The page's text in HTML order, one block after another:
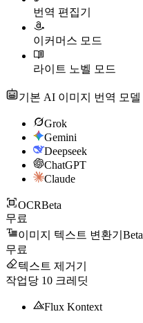
번역 편집기
이커머스 모드
라이트 노벨 모드
기본 AI 이미지 번역 모델
Grok
Gemini
Deepseek
ChatGPT
Claude
OCRBeta
무료
이미지 텍스트 변환기 Beta
무료
텍스트 제거기
작업당 10 크레딧
Flux Kontext